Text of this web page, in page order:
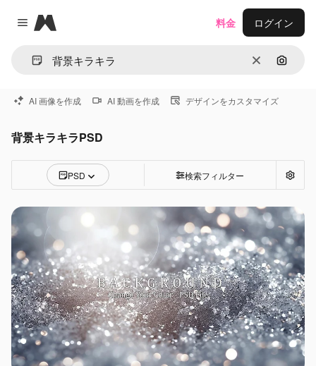
Close menu
Magnific
消去 画像で
料金 ログイン
AI 画像を作成 AI 動画を作成 デザインをカスタマイズ
背景キラキラPSD
PSD 検索フィルター